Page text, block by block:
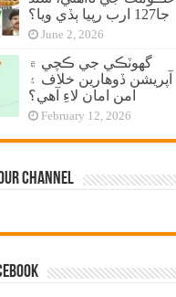
جا127 ارب رپيا ٻڏي ويا؟
June 2, 2026
گهوٽڪي جي ڪچي ۾
آپريشن ڏوهارين خلاف ۽
امن امان لاءِ آهي؟
February 12, 2026
Channel